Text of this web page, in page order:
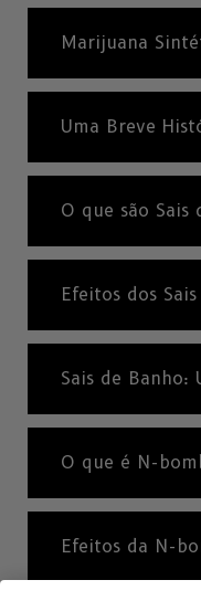
Marijuana
Uma Breve
O que são Sais
Efeitos dos
Sais de Banho:
O que é N-
Efeitos da N-